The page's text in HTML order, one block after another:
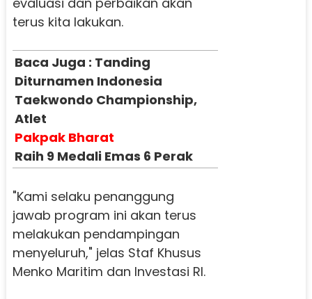
terus kita lakukan.
Baca Juga : Tanding
Diturnamen Indonesia
Taekwondo Championship,
Atlet
Pakpak Bharat
Raih 9 Medali Emas 6 Perak
"Kami selaku penanggung
jawab program ini akan terus
melakukan pendampingan
menyeluruh," jelas Staf Khusus
Menko Maritim dan Investasi RI.